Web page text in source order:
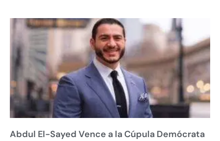
Abdul El-Sayed Vence a la Cúpula Demócrata